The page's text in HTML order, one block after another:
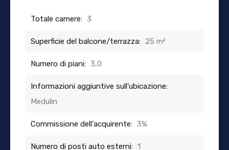
Totale camere: 3
Superficie del balcone/terrazza: 25 m²
Numero di piani: 3,0
Informazioni aggiuntive sull'ubicazione:
Medulin
Commissione dell'acquirente: 3%
Numero di posti auto esterni: 1